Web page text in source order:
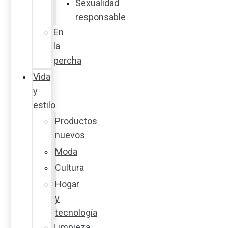
Sexualidad
responsable
En
la
percha
Vida
y
estilo
Productos
nuevos
Moda
Cultura
Hogar
y
tecnología